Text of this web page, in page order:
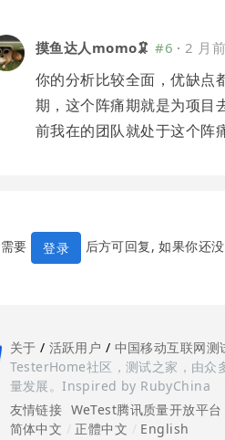
摸鱼达人momo🦑 #6 ·2 月前
你的分析比较全面，优缺点
期，这个阵痛期就是为项目
前我在的团队就处于这个阵
需要 登录 后方可回复, 如果你还
关于 / 活跃用户 / 中国移动互联网测
TesterHome社区，测试之家，由众
量发展。Inspired by RubyChina
友情链接 WeTest腾讯质量开放平台
简体中文
正體中文 English